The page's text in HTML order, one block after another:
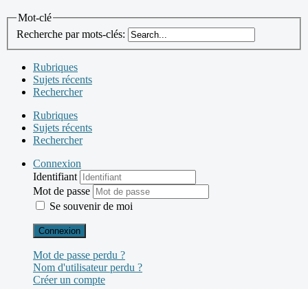
Mot-clé
Recherche par mots-clés:
Rubriques
Sujets récents
Rechercher
Rubriques
Sujets récents
Rechercher
Connexion
Identifiant
Mot de passe
Se souvenir de moi
Connexion
Mot de passe perdu ?
Nom d'utilisateur perdu ?
Créer un compte